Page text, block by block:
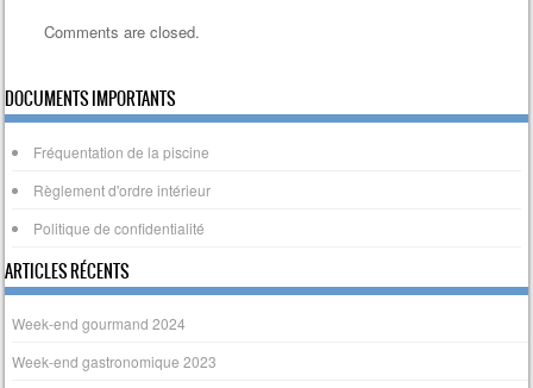
Comments are closed.
DOCUMENTS IMPORTANTS
Fréquentation de la piscine
Règlement d'ordre intérieur
Politique de confidentialité
ARTICLES RÉCENTS
Week-end gourmand 2024
Week-end gastronomique 2023